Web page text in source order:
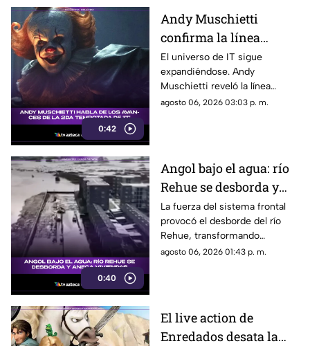
0:42
Andy Muschietti
confirma la línea
temporal de la segunda
temporada de 'IT'
El universo de IT sigue
expandiéndose. Andy
Muschietti reveló la línea
temporal que seguirá la
agosto 06, 2026 03:03 p. m.
0:40
Angol bajo el agua: río
Rehue se desborda y
anega viviendas
La fuerza del sistema frontal
provocó el desborde del río
Rehue, transformando
distintos sectores de Angol en
agosto 06, 2026 01:43 p. m.
El live action de
Enredados desata la